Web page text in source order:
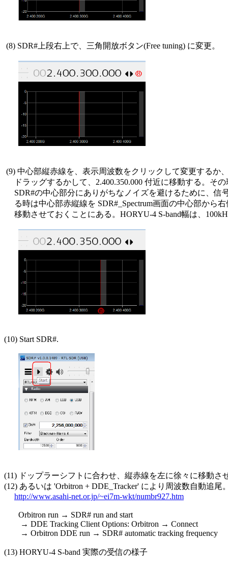
(8) SDR#上段右上で、三角開放ボタン(Free tuning) に変更。
(9) 中心部縦赤線を、表示周波数をクリックして変更するか
ドラッグするかして、2.400.350.000 付近に移動する。そ
SDR#の中心部分にありがちなノイズを避けるために、信
る時は中心部赤縦線を SDR#_Spectrum画面の中心部から
移動させておくことにある。HORYU-4 S-band幅は、
(10) Start SDR#.
(11) ドップラーシフトに合わせ、縦赤線を左に徐々に移動さ
(12) あるいは 'Orbitron + DDE_Tracker' により周波数自動追尾
http://www.asahi-net.or.jp/~ei7m-wkt/numbr927.htm
       Orbitron run → SDR# run and start
        → DDE Tracking Client Options: Orbitron → Connect
        → Orbitron DDE run → SDR# automatic tracking frequency
(13) HORYU-4 S-band 実際の受信の様子